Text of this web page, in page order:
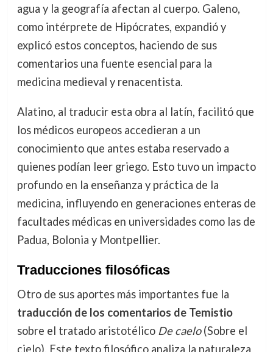
agua y la geografía afectan al cuerpo. Galeno,
como intérprete de Hipócrates, expandió y
explicó estos conceptos, haciendo de sus
comentarios una fuente esencial para la
medicina medieval y renacentista.
Alatino, al traducir esta obra al latín, facilitó que
los médicos europeos accedieran a un
conocimiento que antes estaba reservado a
quienes podían leer griego. Esto tuvo un impacto
profundo en la enseñanza y práctica de la
medicina, influyendo en generaciones enteras de
facultades médicas en universidades como las de
Padua, Bolonia y Montpellier.
Traducciones filosóficas
Otro de sus aportes más importantes fue la
traducción de los comentarios de Temistio
sobre el tratado aristotélico De caelo(Sobre el
cielo). Este texto filosófico analiza la naturaleza